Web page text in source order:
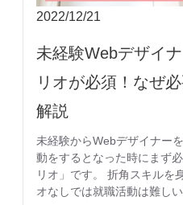
2022/12/21
未経験Webデザイ
リオが必須！なぜ
解説
未経験からWebデザイナー
動をするとなった時にまず
リオ」です。 折角スキルを
オなしでは就職活動は難し